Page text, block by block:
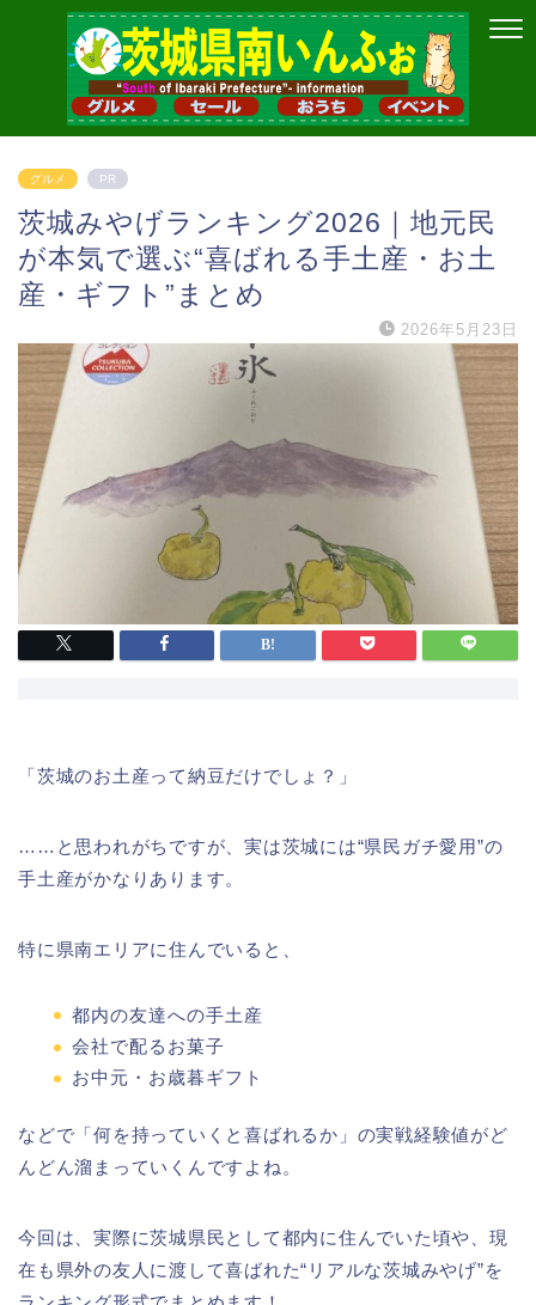
グルメ PR
茨城みやげランキング2026｜地元民
が本気で選ぶ“喜ばれる手土産・お土
産・ギフト”まとめ
2026年5月23日
「茨城のお土産って納豆だけでしょ？」
……と思われがちですが、実は茨城には“県民ガチ愛用”の
手土産がかなりあります。
特に県南エリアに住んでいると、
都内の友達への手土産
会社で配るお菓子
お中元・お歳暮ギフト
などで「何を持っていくと喜ばれるか」の実戦経験値がど
んどん溜まっていくんですよね。
今回は、実際に茨城県民として都内に住んでいた頃や、現
在も県外の友人に渡して喜ばれた“リアルな茨城みやげ”を